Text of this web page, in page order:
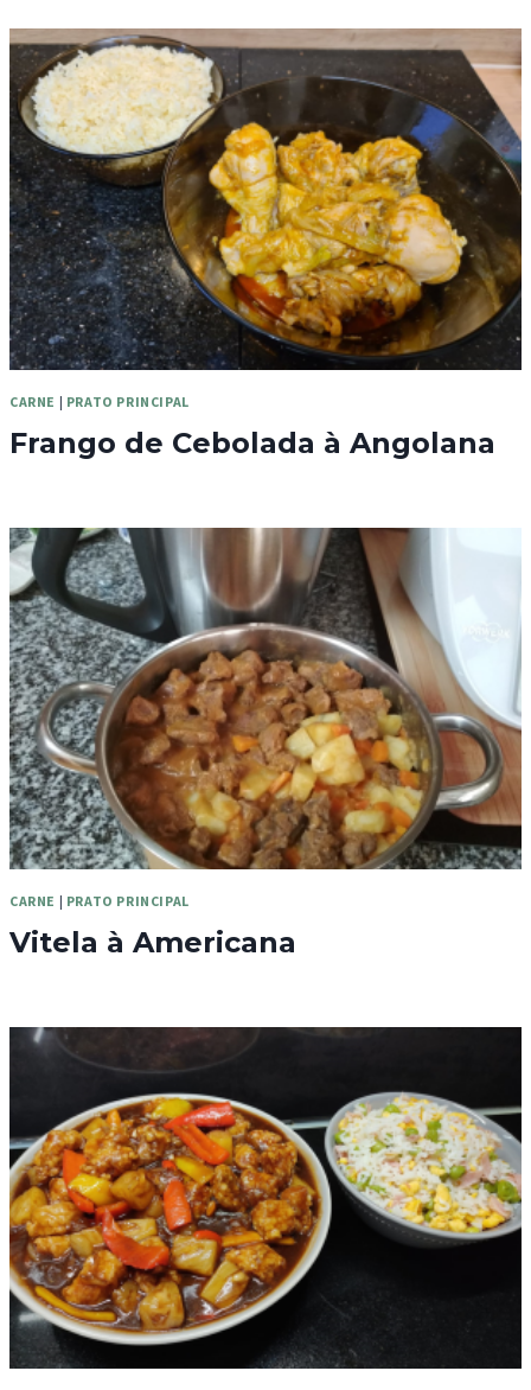
CARNE | PRATO PRINCIPAL
Frango de Cebolada à Angolana
CARNE | PRATO PRINCIPAL
Vitela à Americana